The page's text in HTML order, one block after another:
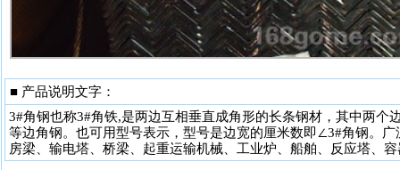
■ 产品说明文字：
3#角钢也称3#角铁,是两边互相垂直成角形的长条钢材，其中两
等边角钢。也可用型号表示，型号是边宽的厘米数即∠3#角钢。
房梁、输电塔、桥梁、起重运输机械、工业炉、船舶、反应塔、